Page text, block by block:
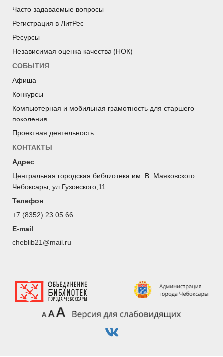
Часто задаваемые вопросы
Регистрация в ЛитРес
Ресурсы
Независимая оценка качества (НОК)
СОБЫТИЯ
Афиша
Конкурсы
Компьютерная и мобильная грамотность для старшего
поколения
Проектная деятельность
КОНТАКТЫ
Адрес
Центральная городская библиотека им. В. Маяковского.
Чебоксары, ул.Гузовского,11
Телефон
+7 (8352) 23 05 66
E-mail
cheblib21@mail.ru